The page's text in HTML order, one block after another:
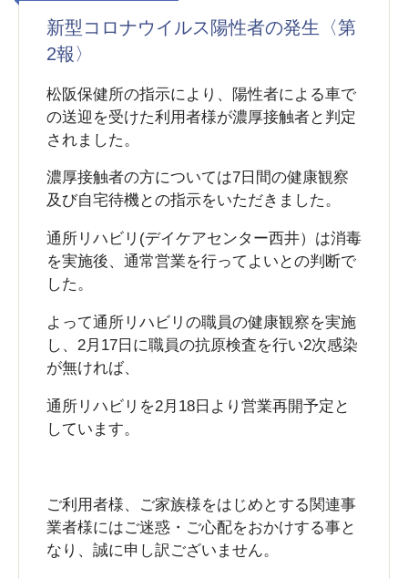
新型コロナウイルス陽性者の発生〈第
2報〉
松阪保健所の指示により、陽性者による車で
の送迎を受けた利用者様が濃厚接触者と判定
されました。
濃厚接触者の方については7日間の健康観察
及び自宅待機との指示をいただきました。
通所リハビリ(デイケアセンター西井）は消毒
を実施後、通常営業を行ってよいとの判断で
した。
よって通所リハビリの職員の健康観察を実施
し、2月17日に職員の抗原検査を行い2次感染
が無ければ、
通所リハビリを2月18日より営業再開予定と
しています。
ご利用者様、ご家族様をはじめとする関連事
業者様にはご迷惑・ご心配をおかけする事と
なり、誠に申し訳ございません。